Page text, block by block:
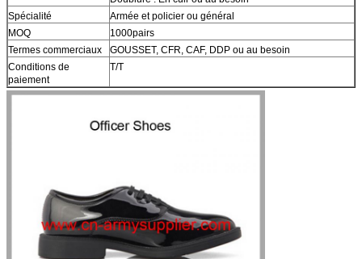
Spécialité
Armée et policier ou général
MOQ
1000pairs
Termes commerciaux
GOUSSET, CFR, CAF, DDP ou au besoin
Conditions de
paiement
T/T